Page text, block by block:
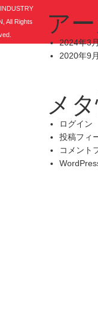
ア
2024年3
2020年9月
メ
ログイン
投稿フィ
コメント
All Rights